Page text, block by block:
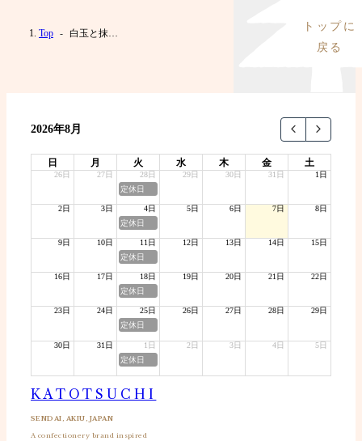
Top 白玉と抹茶の濃茶アフォガート
KATOTSUCHI
SENDAI, AKIU, JAPAN
A confectionery brand inspired
2026年8月
日 月 火 水 木 金 土
26日 27日
28日
定休日
29日 30日 31日 1日
2日 3日
4日
定休日
5日 6日 7日 8日
9日 10日
11日
定休日
12日 13日 14日 15日
16日 17日
18日
定休日
19日 20日 21日 22日
23日 24日
25日
定休日
26日 27日 28日 29日
30日 31日
1日
定休日
2日 3日 4日 5日